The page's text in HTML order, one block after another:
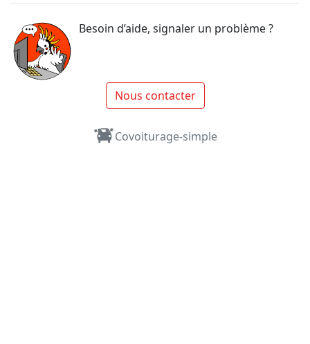
Besoin d’aide, signaler un problème ?
Nous contacter
Covoiturage-simple